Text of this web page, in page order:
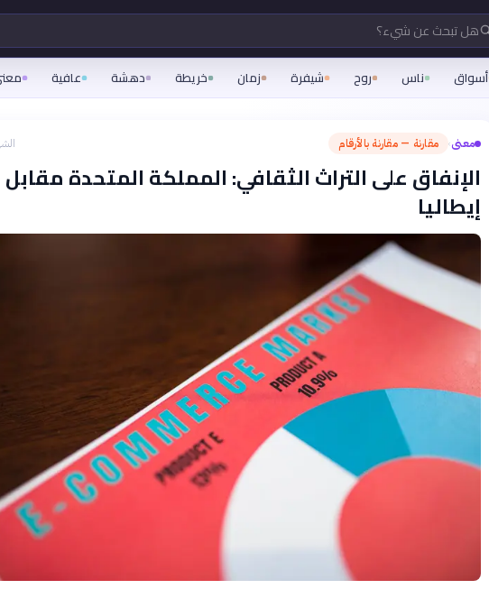
هل تبحث عن شيء؟
أسواق ناس روح شيفرة زمان خريطة دهشة عافية
معنى› مقارنة — مقارنة بالأرقام
الإنفاق على التراث الثقافي: المملكة المتحدة مقابل
إيطاليا